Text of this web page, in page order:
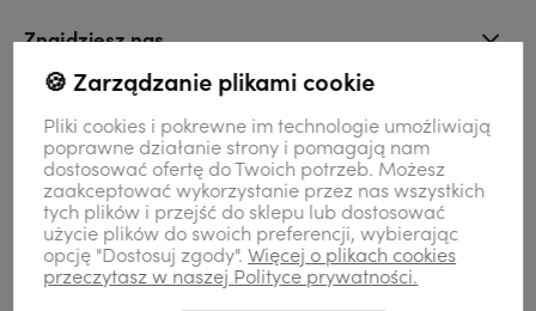
Znajdziesz nas
Kontakt
Moje konto
🍪 Zarządzanie plikami cookie
Pliki cookies i pokrewne im technologie umożliwiają
poprawne działanie strony i pomagają nam
dostosować ofertę do Twoich potrzeb. Możesz
zaakceptować wykorzystanie przez nas wszystkich
tych plików i przejść do sklepu lub dostosować
użycie plików do swoich preferencji, wybierając
opcję "Dostosuj zgody". Więcej o plikach cookies
przeczytasz w naszej Polityce prywatności.